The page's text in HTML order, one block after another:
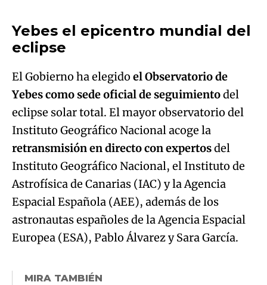
Yebes el epicentro mundial del
eclipse
El Gobierno ha elegido el Observatorio de
Yebes como sede oficial de seguimientodel
eclipse solar total. El mayor observatorio del
Instituto Geográfico Nacional acoge la
retransmisión en directo con expertosdel
Instituto Geográfico Nacional, el Instituto de
Astrofísica de Canarias (IAC) y la Agencia
Espacial Española (AEE), además de los
astronautas españoles de la Agencia Espacial
Europea (ESA), Pablo Álvarez y Sara García.
MIRA TAMBIÉN